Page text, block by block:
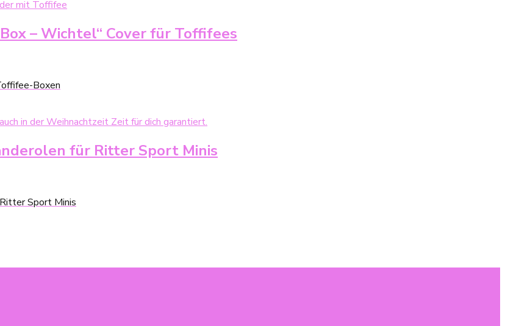
– Wichtel“ Cover für Toffifees
Boxen
für Ritter Sport Minis
Sport Minis